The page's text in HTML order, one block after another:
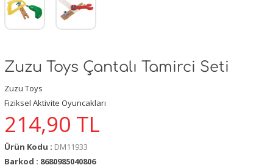
Zuzu Toys Çantalı Tamirci Seti
Zuzu Toys
Fiziksel Aktivite Oyuncakları
214,90 TL
Ürün Kodu : DM11933
Barkod : 8680985040806